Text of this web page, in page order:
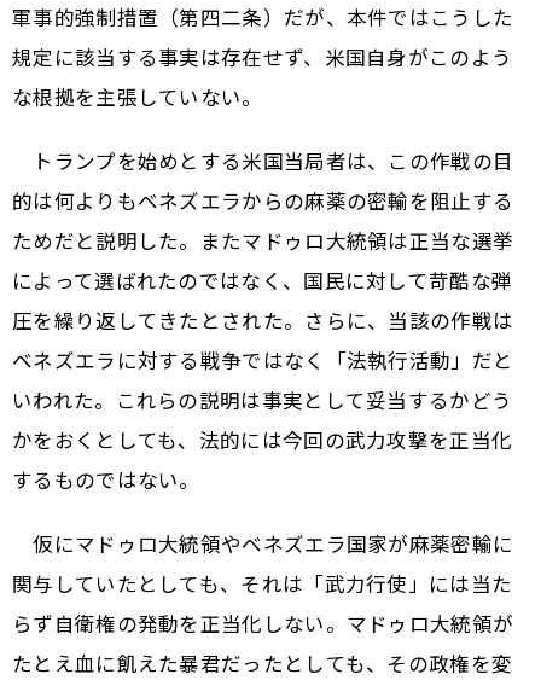
軍事的強制措置（第四二条）だが、本件ではこうした
規定に該当する事実は存在せず、米国自身がこのよう
な根拠を主張していない。
トランプを始めとする米国当局者は、この作戦の目
的は何よりもベネズエラからの麻薬の密輸を阻止する
ためだと説明した。またマドゥロ大統領は正当な選挙
によって選ばれたのではなく、国民に対して苛酷な弾
圧を繰り返してきたとされた。さらに、当該の作戦は
ベネズエラに対する戦争ではなく「法執行活動」だと
いわれた。これらの説明は事実として妥当するかどう
かをおくとしても、法的には今回の武力攻撃を正当化
するものではない。
仮にマドゥロ大統領やベネズエラ国家が麻薬密輸に
関与していたとしても、それは「武力行使」には当た
らず自衛権の発動を正当化しない。マドゥロ大統領が
たとえ血に飢えた暴君だったとしても、その政権を変